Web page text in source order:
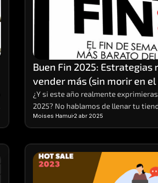
Buen Fin 2025: Estrategias
vender más (sin morir en
¿Y si este año realmente
2025? No hablamos de llenar tu
promociones vacías o descuentos
dejan números rojos.
Moises Hamui 2 abr 2025